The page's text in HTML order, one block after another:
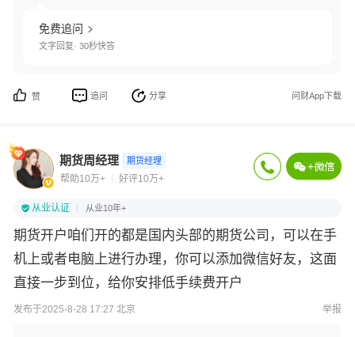
免费追问
文字回复· 30秒快答
赞 追问 分享 问财App下载
期货周经理 期货经理
帮助10万+ 好评10万+
从业认证 从业10年+
期货开户咱们开的都是国内头部的期货公司，可以在手
机上或者电脑上进行办理，你可以添加微信好友，这面
直接一步到位，给你安排低手续费开户
发布于2025-8-28 17:27 北京 举报